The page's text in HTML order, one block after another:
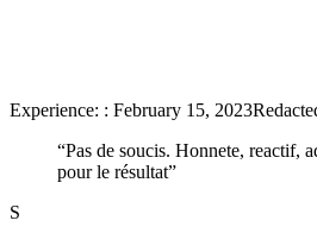
Experience: : February 15, 2023
“Pas de soucis. Honnete, reactif,
pour le résultat”
S